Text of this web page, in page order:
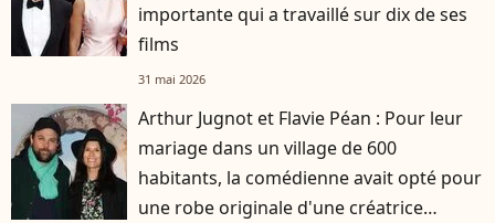
importante qui a travaillé sur dix de ses
films
31 mai 2026
Arthur Jugnot et Flavie Péan : Pour leur
mariage dans un village de 600
habitants, la comédienne avait opté pour
une robe originale d'une créatrice